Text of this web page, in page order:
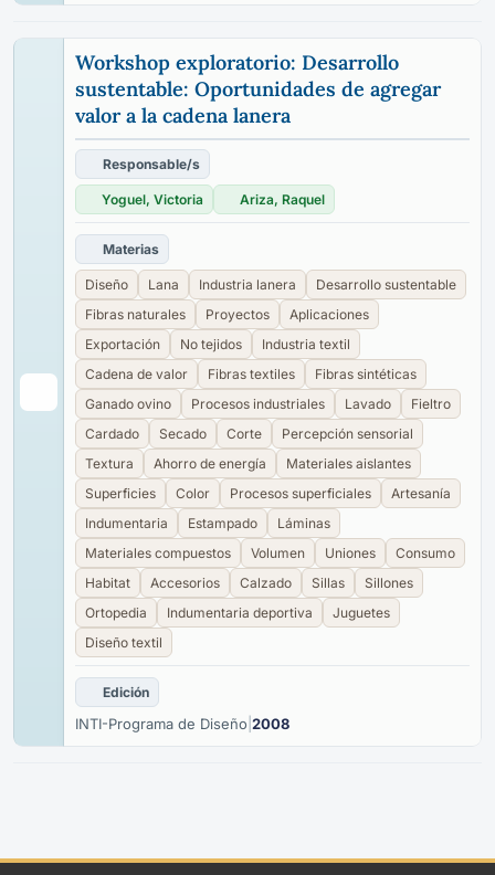
Workshop exploratorio: Desarrollo
sustentable: Oportunidades de agregar
valor a la cadena lanera
Responsable/s
Yoguel, Victoria Ariza, Raquel
Materias
Diseño Lana Industria lanera
Desarrollo sustentable
Fibras naturales
Proyectos
Aplicaciones
Exportación
No tejidos
Industria textil
Cadena de valor
Fibras textiles
Fibras sintéticas
Ganado ovino
Procesos industriales Lavado
Fieltro
Cardado
Secado Corte
Percepción sensorial
Textura
Ahorro de energía
Materiales aislantes
Superficies
Color Procesos superficiales
Artesanía
Indumentaria
Estampado
Láminas
Materiales compuestos
Volumen Uniones
Consumo
Habitat
Accesorios Calzado Sillas
Sillones
Ortopedia
Indumentaria deportiva
Juguetes
Diseño textil
Edición
INTI-Programa de Diseño 2008